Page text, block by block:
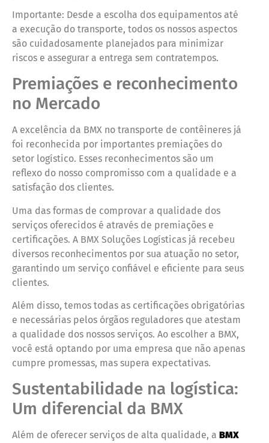
Importante: Desde a escolha dos equipamentos até
a execução do transporte, todos os nossos aspectos
são cuidadosamente planejados para minimizar
riscos e assegurar a entrega sem contratempos.
Premiações e reconhecimento
no Mercado
A excelência da BMX no transporte de contêineres já
foi reconhecida por importantes premiações do
setor logístico. Esses reconhecimentos são um
reflexo do nosso compromisso com a qualidade e a
satisfação dos clientes.
Uma das formas de comprovar a qualidade dos
serviços oferecidos é através de premiações e
certificações. A BMX Soluções Logísticas já recebeu
diversos reconhecimentos por sua atuação no setor,
garantindo um serviço confiável e eficiente para seus
clientes.
Além disso, temos todas as certificações obrigatórias
e necessárias pelos órgãos reguladores que atestam
a qualidade dos nossos serviços. Ao escolher a BMX,
você está optando por uma empresa que não apenas
cumpre promessas, mas supera expectativas.
Sustentabilidade na logística:
Um diferencial da BMX
Além de oferecer serviços de alta qualidade, a BMX